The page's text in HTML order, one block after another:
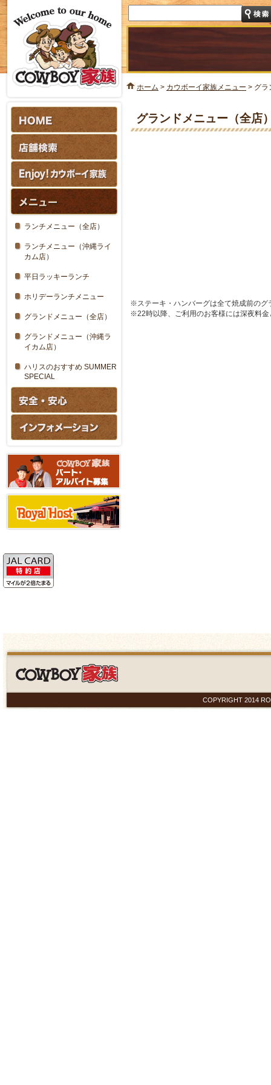
ランチメニュー（全店）
ランチメニュー（沖縄ライ
カム店）
平日ラッキーランチ
ホリデーランチメニュー
グランドメニュー（全店）
グランドメニュー（沖縄ラ
イカム店）
ハリスのおすすめ SUMMER
SPECIAL
ホーム > カウボーイ家族メニュー > グラ
グランドメニュー（全店
※ステーキ・ハンバーグは全て焼成前のグ
※22時以降、ご利用のお客様には深夜料
COPYRIGHT 2014